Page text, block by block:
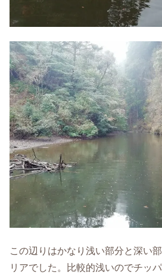
この辺りはかなり浅い部分と深い
リアでした。比較的浅いのでチッ